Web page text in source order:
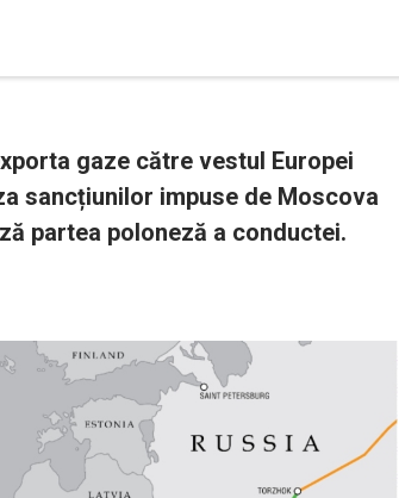
gaze către vestul Europei
sancțiunilor impuse de Moscova
partea poloneză a conductei.